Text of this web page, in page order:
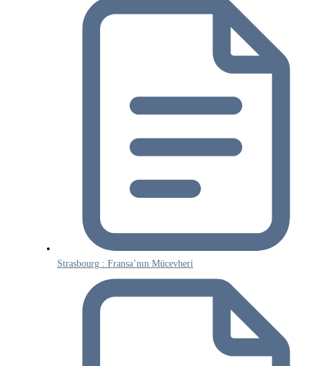
Strasbourg : Fransa’nın Mücevheri